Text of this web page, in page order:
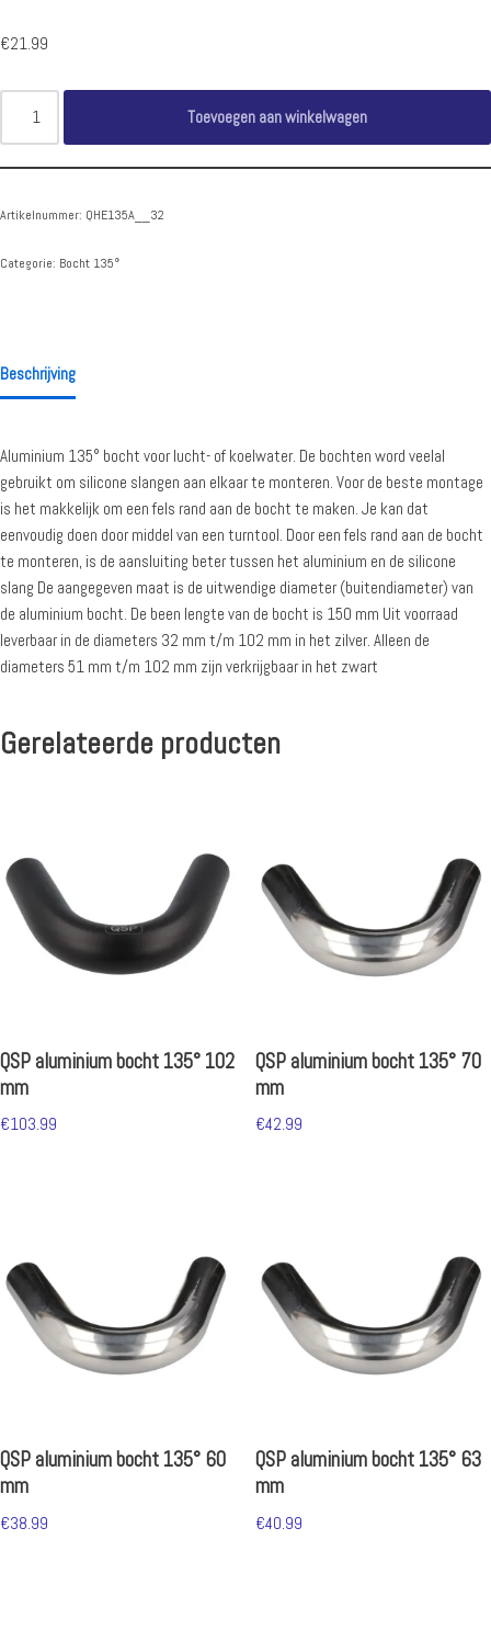
€21.99
Toevoegen aan winkelwagen
Artikelnummer: QHE135A__32
Categorie: Bocht 135°
Beschrijving
Aluminium 135° bocht voor lucht- of koelwater. De bochten word veelal
gebruikt om silicone slangen aan elkaar te monteren. Voor de beste montage
is het makkelijk om een fels rand aan de bocht te maken. Je kan dat
eenvoudig doen door middel van een turntool. Door een fels rand aan de bocht
te monteren, is de aansluiting beter tussen het aluminium en de silicone
slang De aangegeven maat is de uitwendige diameter (buitendiameter) van
de aluminium bocht. De been lengte van de bocht is 150 mm Uit voorraad
leverbaar in de diameters 32 mm t/m 102 mm in het zilver. Alleen de
diameters 51 mm t/m 102 mm zijn verkrijgbaar in het zwart
Gerelateerde producten
QSP aluminium bocht 135° 102
mm
€103.99
QSP aluminium bocht 135° 70
mm
€42.99
QSP aluminium bocht 135° 60
mm
€38.99
QSP aluminium bocht 135° 63
mm
€40.99